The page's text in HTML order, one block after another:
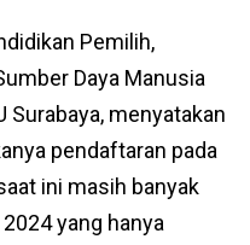
Pemilih,
Daya Manusia
Surabaya, menyatakan
pendaftaran pada
ini masih banyak
yang hanya